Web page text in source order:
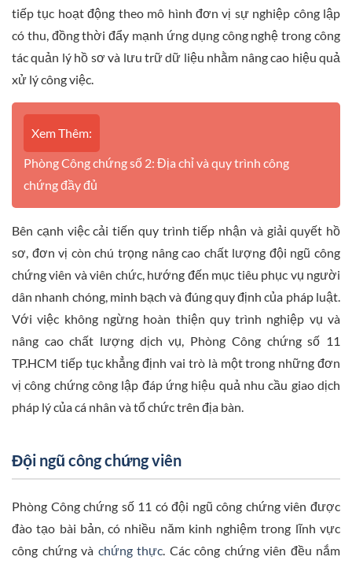
tiếp tục hoạt động theo mô hình đơn vị sự nghiệp công lập
có thu, đồng thời đẩy mạnh ứng dụng công nghệ trong công
tác quản lý hồ sơ và lưu trữ dữ liệu nhằm nâng cao hiệu quả
xử lý công việc.
Xem Thêm:
Phòng Công chứng số 2: Địa chỉ và quy trình công
chứng đầy đủ
Bên cạnh việc cải tiến quy trình tiếp nhận và giải quyết hồ
sơ, đơn vị còn chú trọng nâng cao chất lượng đội ngũ công
chứng viên và viên chức, hướng đến mục tiêu phục vụ người
dân nhanh chóng, minh bạch và đúng quy định của pháp luật.
Với việc không ngừng hoàn thiện quy trình nghiệp vụ và
nâng cao chất lượng dịch vụ, Phòng Công chứng số 11
TP.HCM tiếp tục khẳng định vai trò là một trong những đơn
vị công chứng công lập đáp ứng hiệu quả nhu cầu giao dịch
pháp lý của cá nhân và tổ chức trên địa bàn.
Đội ngũ công chứng viên
Phòng Công chứng số 11 có đội ngũ công chứng viên được
đào tạo bài bản, có nhiều năm kinh nghiệm trong lĩnh vực
công chứng và chứng thực. Các công chứng viên đều nắm